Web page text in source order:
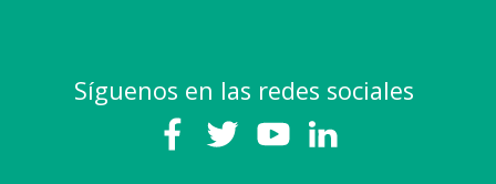
Síguenos en las redes sociales